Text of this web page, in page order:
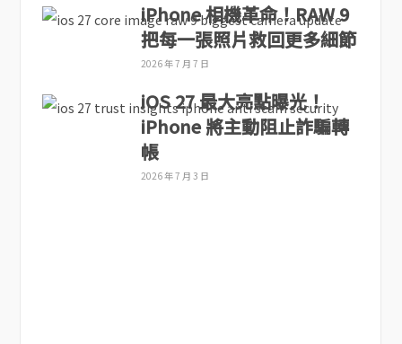
iPhone 相機革命！RAW 9
把每一張照片救回更多細節
2026 年 7 月 7 日
iOS 27 最大亮點曝光！
iPhone 將主動阻止詐騙轉
帳
2026 年 7 月 3 日